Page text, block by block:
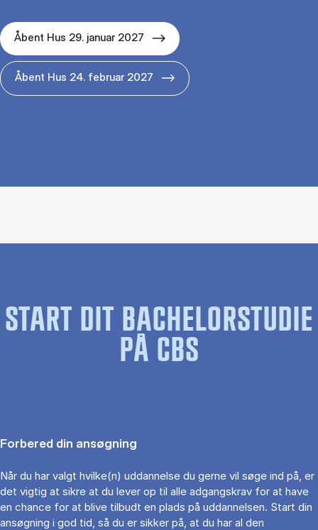
Åbent Hus 29. januar 2027
Åbent Hus 24. februar 2027
START DIT BACHELORSTUDIE
PÅ CBS
Forbered din ansøgning
Når du har valgt hvilke(n) uddannelse du gerne vil søge ind på, er
det vigtig at sikre at du lever op til alle adgangskrav for at have
en chance for at blive tilbudt en plads på uddannelsen. Start din
ansøgning i god tid, så du er sikker på, at du har al den